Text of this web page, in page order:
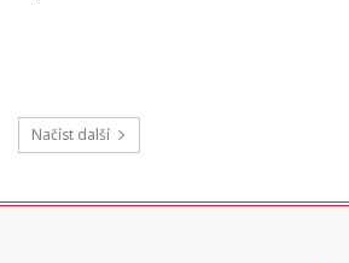
Načíst další